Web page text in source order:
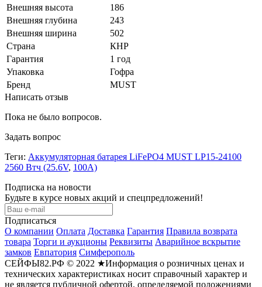
Внешняя высота
186
Внешняя глубина
243
Внешняя ширина
502
Страна
КНР
Гарантия
1 год
Упаковка
Гофра
Бренд
MUST
Написать отзыв
Пока не было вопросов.
Задать вопрос
Теги: Аккумуляторная батарея LiFePO4 MUST LP15-24100
2560 Втч (25.6V, 100А)
Подписка на новости
Будьте в курсе новых акций и спецпредложений!
Подписаться
О компании Оплата Доставка Гарантия Правила возврата
товара Торги и аукционы Реквизиты Аварийное вскрытие
замков Евпатория Симферополь
СЕЙФЫ82.РФ © 2022 ★Информация о розничных ценах и
технических характеристиках носит справочный характер и
не является публичной офертой, определяемой положениями